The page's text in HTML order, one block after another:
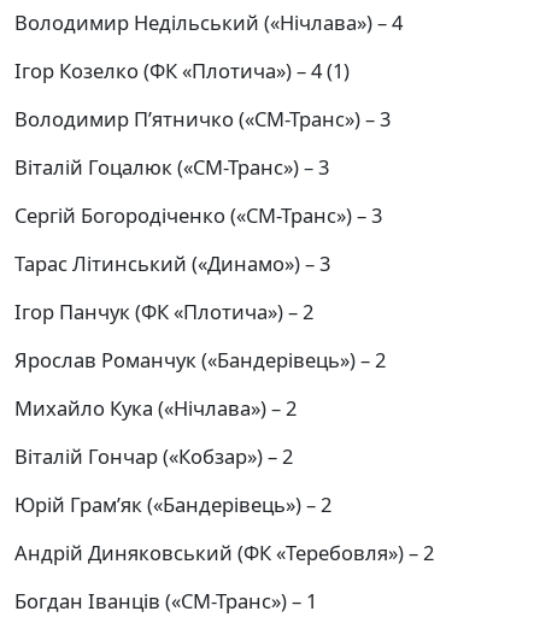
Володимир Недільський («Нічлава») – 4
Ігор Козелко (ФК «Плотича») – 4 (1)
Володимир П’ятничко («СМ-Транс») – 3
Віталій Гоцалюк («СМ-Транс») – 3
Сергій Богородіченко («СМ-Транс») – 3
Тарас Літинський («Динамо») – 3
Ігор Панчук (ФК «Плотича») – 2
Ярослав Романчук («Бандерівець») – 2
Михайло Кука («Нічлава») – 2
Віталій Гончар («Кобзар») – 2
Юрій Грам’як («Бандерівець») – 2
Андрій Диняковський (ФК «Теребовля») – 2
Богдан Іванців («СМ-Транс») – 1